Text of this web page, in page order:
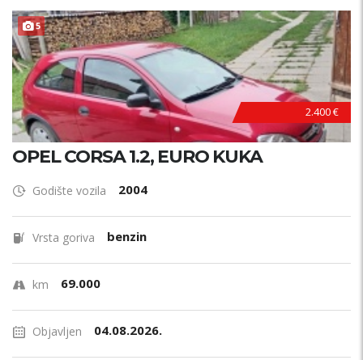
5
2.400 €
OPEL CORSA 1.2, EURO KUKA
Godište vozila 2004
Vrsta goriva benzin
km 69.000
Objavljen 04.08.2026.